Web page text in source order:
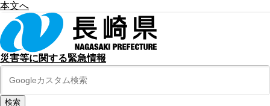
本文へ
災害等に関する緊急情報